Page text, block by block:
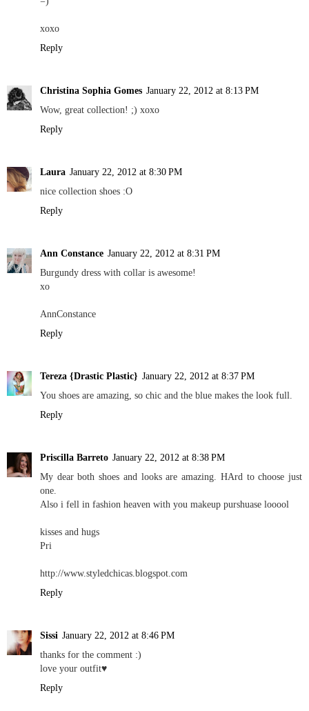
xoxo
Reply
Christina Sophia Gomes January 22, 2012 at 8:13 PM
Wow, great collection! ;) xoxo
Reply
Laura January 22, 2012 at 8:30 PM
nice collection shoes :O
Reply
Ann Constance January 22, 2012 at 8:31 PM
Burgundy dress with collar is awesome!
xo
AnnConstance
Reply
Tereza {Drastic Plastic} January 22, 2012 at 8:37 PM
You shoes are amazing, so chic and the blue makes the look full.
Reply
Priscilla Barreto January 22, 2012 at 8:38 PM
My dear both shoes and looks are amazing. HArd to choose just
one.
Also i fell in fashion heaven with you makeup purshuase looool
kisses and hugs
Pri
http://www.styledchicas.blogspot.com
Reply
Sissi January 22, 2012 at 8:46 PM
thanks for the comment :)
love your outfit♥
Reply